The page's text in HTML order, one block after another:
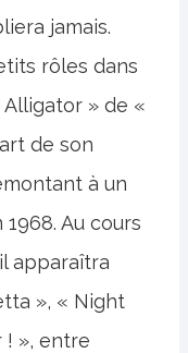
jamais.
rôles dans
Alligator » de «
de son
à un
Au cours
apparaîtra
», « Night
! », entre